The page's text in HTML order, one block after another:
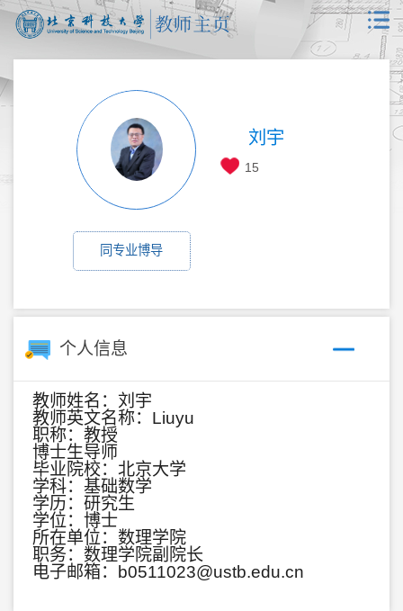
刘宇
15
同专业博导
个人信息
教师姓名：刘宇
教师英文名称：Liuyu
职称：教授
博士生导师
毕业院校：北京大学
学科：基础数学
学历：研究生
学位：博士
所在单位：数理学院
职务：数理学院副院长
电子邮箱：
b0511023@ustb.edu.cn